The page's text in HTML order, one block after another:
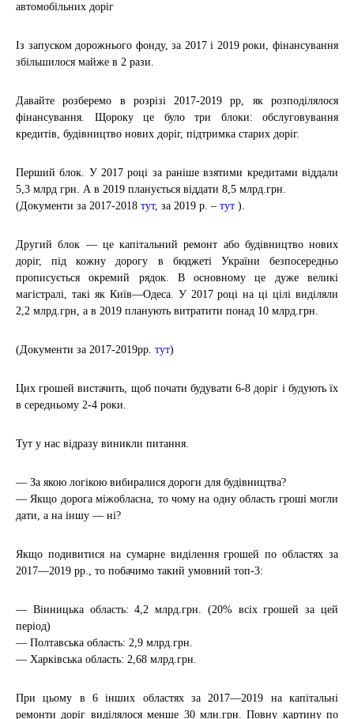
автомобільних доріг
Із запуском дорожнього фонду, за 2017 і 2019 роки, фінансування
збільшилося майже в 2 рази.
Давайте розберемо в розрізі 2017-2019 рр, як розподілялося
фінансування. Щороку це було три блоки: обслуговування
кредитів, будівництво нових доріг, підтримка старих доріг.
Перший блок. У 2017 році за раніше взятими кредитами віддали
5,3 млрд грн. А в 2019 планується віддати 8,5 млрд.грн.
(Документи за 2017-2018 тут, за 2019 р. – тут ).
Другий блок — це капітальний ремонт або будівництво нових
доріг, під кожну дорогу в бюджеті України безпосередньо
прописується окремий рядок. В основному це дуже великі
магістралі, такі як Київ—Одеса. У 2017 році на ці цілі виділяли
2,2 млрд.грн, а в 2019 планують витратити понад 10 млрд.грн.
(Документи за 2017-2019рр. тут)
Цих грошей вистачить, щоб почати будувати 6-8 доріг і будують їх
в середньому 2-4 роки.
Тут у нас відразу виникли питання.
— За якою логікою вибиралися дороги для будівництва?
— Якщо дорога міжобласна, то чому на одну область гроші могли
дати, а на іншу — ні?
Якщо подивитися на сумарне виділення грошей по областях за
2017—2019 рр., то побачимо такий умовний топ-3:
— Вінницька область: 4,2 млрд.грн. (20% всіх грошей за цей
період)
— Полтавська область: 2,9 млрд.грн.
— Харківська область: 2,68 млрд.грн.
При цьому в 6 інших областях за 2017—2019 на капітальні
ремонти доріг виділялося менше 30 млн.грн. Повну картину по